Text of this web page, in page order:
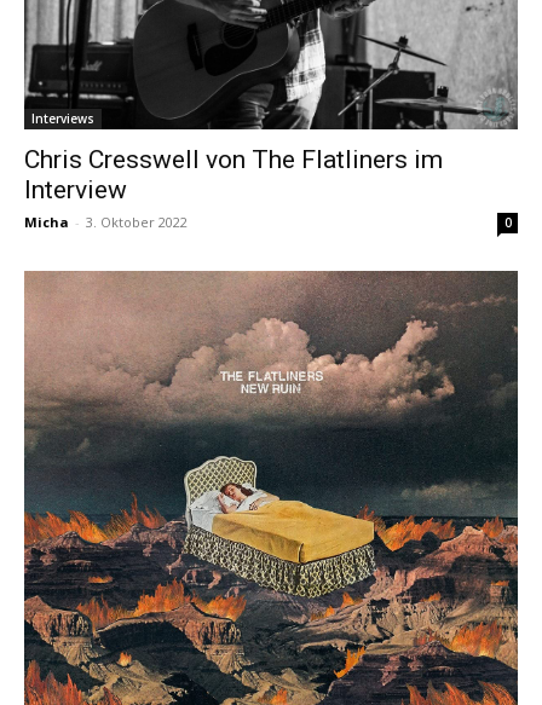
Interviews
Chris Cresswell von The Flatliners im
Interview
Micha - 3. Oktober 2022 0